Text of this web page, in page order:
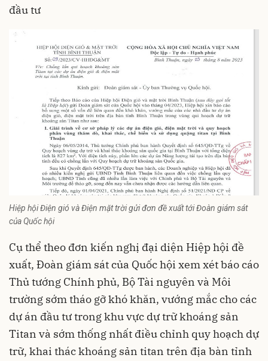
đầu tư
Hiệp hội Điện gió và Điện mặt trời gửi đơn đề xuất tới Đoàn giám sát
của Quốc hội
Cụ thể theo đơn kiến nghị đại diện Hiệp hội đề
xuất, Đoàn giám sát của Quốc hội xem xét báo cáo
Thủ tướng Chính phủ, Bộ Tài nguyên và Môi
trường sớm tháo gỡ khó khăn, vướng mắc cho các
dự án đầu tư trong khu vực dự trữ khoáng sản
Titan và sớm thống nhất điều chỉnh quy hoạch dự
trữ, khai thác khoáng sản titan trên địa bàn tỉnh